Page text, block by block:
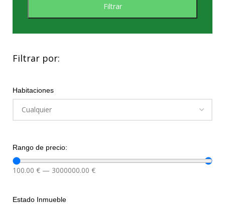
Filtrar
Filtrar por:
Habitaciones
Rango de precio:
100.00 € — 3000000.00 €
Estado Inmueble